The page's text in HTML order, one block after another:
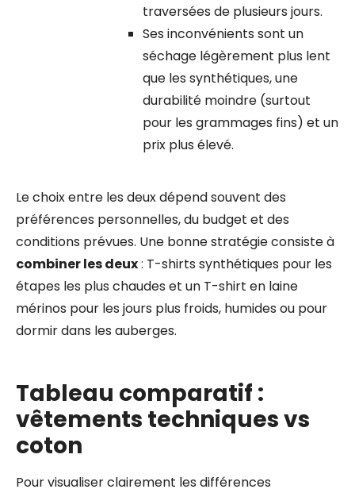
traversées de plusieurs jours.
Ses inconvénients sont un
séchage légèrement plus lent
que les synthétiques, une
durabilité moindre (surtout
pour les grammages fins) et un
prix plus élevé.
Le choix entre les deux dépend souvent des
préférences personnelles, du budget et des
conditions prévues. Une bonne stratégie consiste à
combiner les deux: T-shirts synthétiques pour les
étapes les plus chaudes et un T-shirt en laine
mérinos pour les jours plus froids, humides ou pour
dormir dans les auberges.
Tableau comparatif :
vêtements techniques vs
coton
Pour visualiser clairement les différences